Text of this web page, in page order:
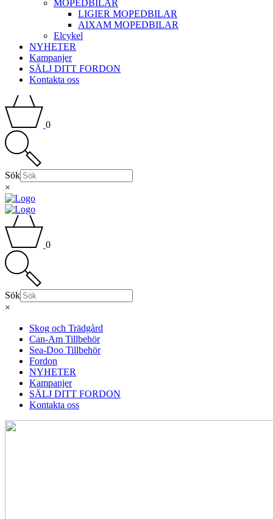
MOPEDBILAR
LIGIER MOPEDBILAR
AIXAM MOPEDBILAR
Elcykel
NYHETER
Kampanjer
SÄLJ DITT FORDON
Kontakta oss
0
Sök
×
0
Sök
×
Skog och Trädgård
Can-Am Tillbehör
Sea-Doo Tillbehör
Fordon
NYHETER
Kampanjer
SÄLJ DITT FORDON
Kontakta oss